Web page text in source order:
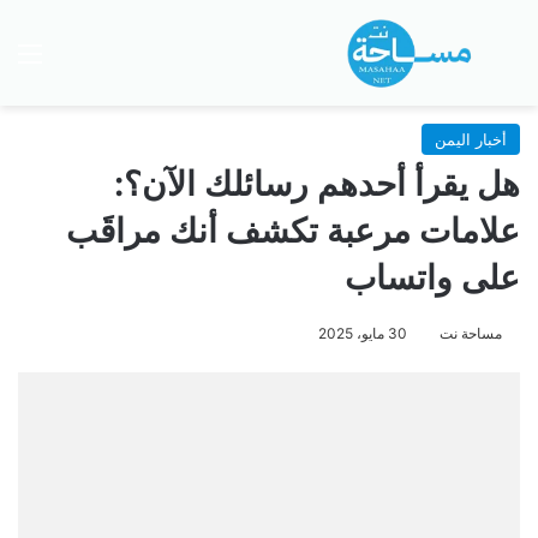
بحث عن
أخبار اليمن
هل يقرأ أحدهم رسائلك الآن؟:
علامات مرعبة تكشف أنك مراقَب
على واتساب
مساحة نت 30 مايو، 2025